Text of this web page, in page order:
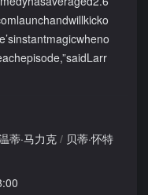
蒂·马力克/ 贝蒂·怀特